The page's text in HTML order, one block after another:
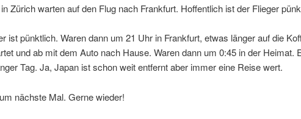
Zürich warten auf den Flug nach Frankfurt. Hoffentlich ist der Flieger
ist pünktlich. Waren dann um 21 Uhr in Frankfurt, etwas länger auf die
und ab mit dem Auto nach Hause. Waren dann um 0:45 in der Heimat.
Tag. Ja, Japan ist schon weit entfernt aber immer eine Reise wert.
nächste Mal. Gerne wieder!